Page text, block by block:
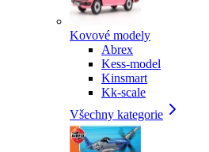
Kovové modely
Abrex
Kess-model
Kinsmart
Kk-scale
Všechny kategorie